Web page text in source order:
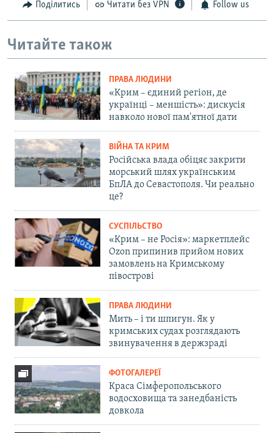
Поділитись Читати без VPN Follow us
Читайте також
ПРАВА ЛЮДИНИ
«Крим – єдиний регіон, де
українці – меншість»: дискусія
навколо нової пам'ятної дати
ВІЙНА ТА КРИМ
Російська влада обіцяє закрити
морський шлях українським
БпЛА до Севастополя. Чи реально
це?
СУСПІЛЬСТВО
«Крим – не Росія»: маркетплейс
Ozon припинив прийом нових
замовлень на Кримському
півострові
ПРАВА ЛЮДИНИ
Мить – і ти шпигун. Як у
кримських судах розглядають
звинувачення в держзраді
ФОТОГАЛЕРЕЇ
Краса Сімферопольського
водосховища та занедбаність
довкола